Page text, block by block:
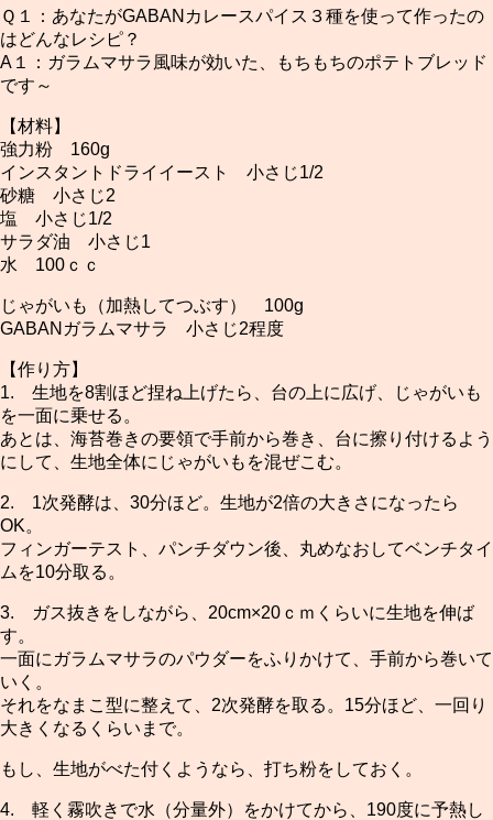
Ｑ１：あなたがGABANカレースパイス３種を使って作ったの
はどんなレシピ？
A１：ガラムマサラ風味が効いた、もちもちのポテトブレッド
です～
【材料】
強力粉 160g
インスタントドライイースト 小さじ1/2
砂糖 小さじ2
塩 小さじ1/2
サラダ油 小さじ1
水 100ｃｃ
じゃがいも（加熱してつぶす） 100g
GABANガラムマサラ 小さじ2程度
【作り方】
1. 生地を8割ほど捏ね上げたら、台の上に広げ、じゃがいも
を一面に乗せる。
あとは、海苔巻きの要領で手前から巻き、台に擦り付けるよう
にして、生地全体にじゃがいもを混ぜこむ。
2. 1次発酵は、30分ほど。生地が2倍の大きさになったら
OK。
フィンガーテスト、パンチダウン後、丸めなおしてベンチタイ
ムを10分取る。
3. ガス抜きをしながら、20cm×20ｃｍくらいに生地を伸ば
す。
一面にガラムマサラのパウダーをふりかけて、手前から巻いて
いく。
それをなまこ型に整えて、2次発酵を取る。15分ほど、一回り
大きくなるくらいまで。
もし、生地がべた付くようなら、打ち粉をしておく。
4. 軽く霧吹きで水（分量外）をかけてから、190度に予熱し